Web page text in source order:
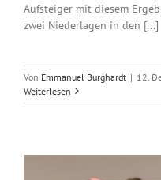
Aufsteiger mit diesem
zwei Niederlagen in den [...]
Von Emmanuel Burghardt | 12.
Weiterlesen